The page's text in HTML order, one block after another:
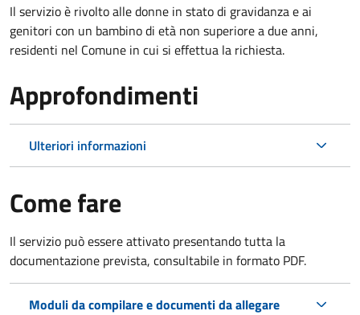
Il servizio è rivolto alle donne in stato di gravidanza e ai
genitori con un bambino di età non superiore a due anni,
residenti nel Comune in cui si effettua la richiesta.
Approfondimenti
Ulteriori informazioni
Come fare
Il servizio può essere attivato presentando tutta la
documentazione prevista, consultabile in formato PDF.
Moduli da compilare e documenti da allegare